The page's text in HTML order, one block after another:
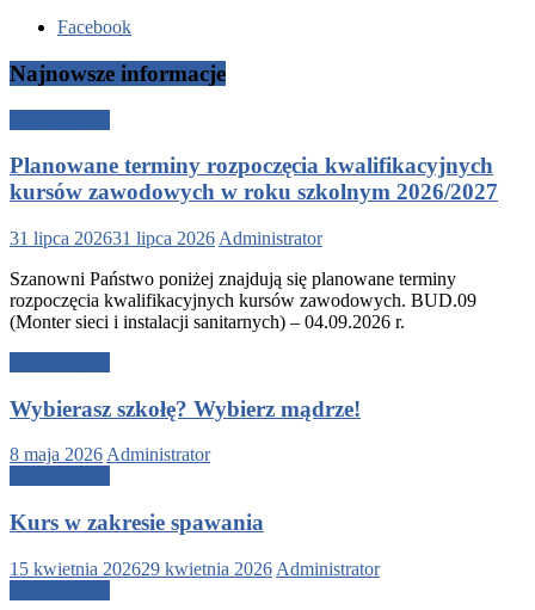
Facebook
Najnowsze informacje
Planowane terminy rozpoczęcia kwalifikacyjnych
kursów zawodowych w roku szkolnym 2026/2027
31 lipca 202631 lipca 2026 Administrator
Szanowni Państwo poniżej znajdują się planowane terminy
rozpoczęcia kwalifikacyjnych kursów zawodowych. BUD.09
(Monter sieci i instalacji sanitarnych) – 04.09.2026 r.
Wybierasz szkołę? Wybierz mądrze!
8 maja 2026Administrator
Kurs w zakresie spawania
15 kwietnia 202629 kwietnia 2026 Administrator